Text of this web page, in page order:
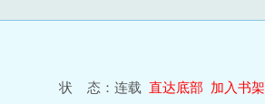
状 态：连载 直达底部
加入书架